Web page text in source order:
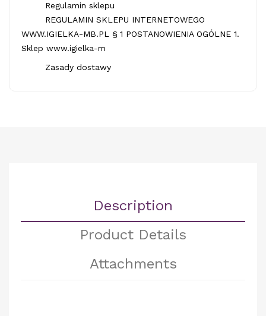
Regulamin sklepu
REGULAMIN SKLEPU INTERNETOWEGO
WWW.IGIELKA-MB.PL § 1 POSTANOWIENIA OGÓLNE 1.
Sklep www.igielka-m
Zasady dostawy
Description
Product Details
Attachments